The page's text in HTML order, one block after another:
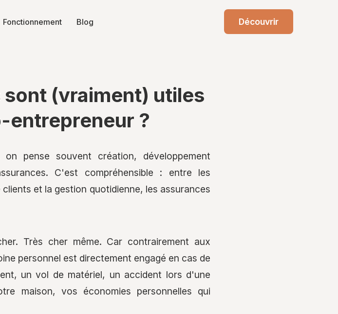
Fonctionnement Blog Découvrir
(vraiment) utiles
entrepreneur ?
pense souvent création, développement
C'est compréhensible : entre les
et la gestion quotidienne, les assurances
Très cher même. Car contrairement aux
personnel est directement engagé en cas de
un vol de matériel, un accident lors d'une
maison, vos économies personnelles qui